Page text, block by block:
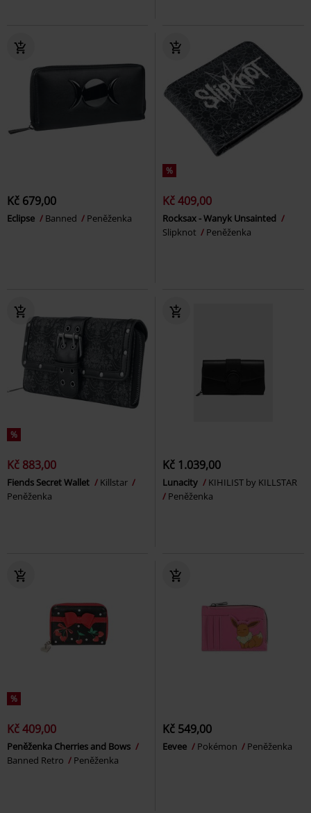
Kč 679,00
Eclipse Banned Peněženka
%
Kč 409,00
Rocksax - Wanyk Unsainted
Slipknot
Peněženka
%
Kč 883,00
Fiends Secret Wallet
Killstar
Peněženka
Kč 1.039,00
Lunacity
KIHILIST by KILLSTAR
Peněženka
%
Kč 409,00
Peněženka Cherries and Bows
Banned Retro
Peněženka
Kč 549,00
Eevee Pokémon Peněženka